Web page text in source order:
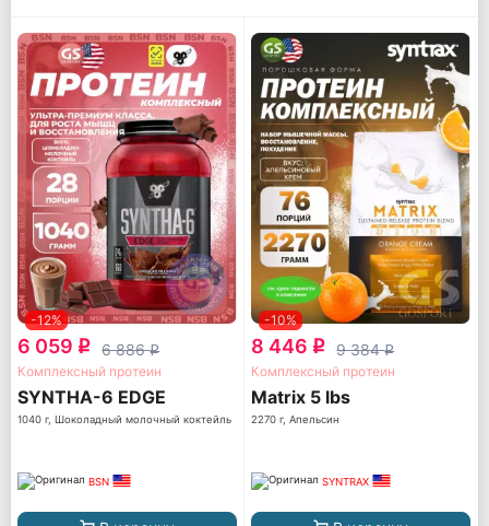
-12%
6 059 q 6 886q
Комплексный протеин
SYNTHA-6 EDGE
1040 г, Шоколадный молочный коктейль
BSN
-10%
8 446 q 9 384q
Комплексный протеин
Matrix 5 lbs
2270 г, Апельсин
SYNTRAX